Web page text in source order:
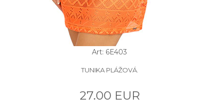
Art: 6E403
TUNIKA PLÁŽOVÁ.
27.00 EUR